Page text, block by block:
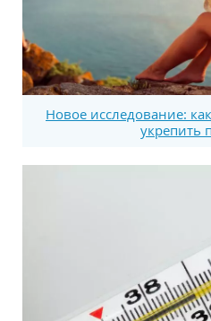
Новое исследование:
укрепить